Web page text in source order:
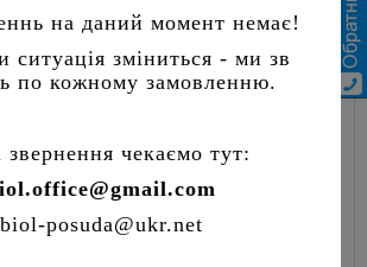
казанок алюмінієва з кришкою
473 грн
на даний момент немає!
ситуація зміниться - ми зв
по кожному замовленню.
чекаємо тут:
biol-posuda@ukr.net